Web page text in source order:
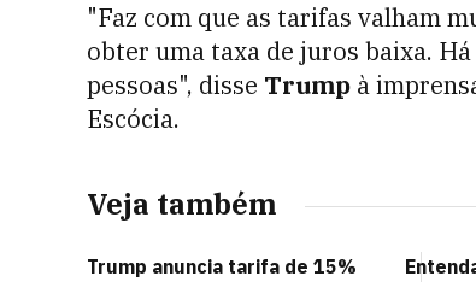
"Faz com que as tarifas valham
obter uma taxa de juros baixa.
pessoas", disse Trump à
Escócia.
Veja também
Trump anuncia tarifa de 15%